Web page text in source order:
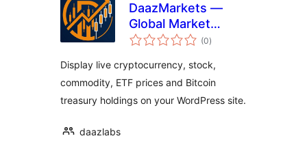
DaazMarkets —
Global Market
Prices
(0ຄະແນນ
ທັງໝົດ
)
Display live cryptocurrency, stock,
commodity, ETF prices and Bitcoin
treasury holdings on your WordPress site.
daazlabs